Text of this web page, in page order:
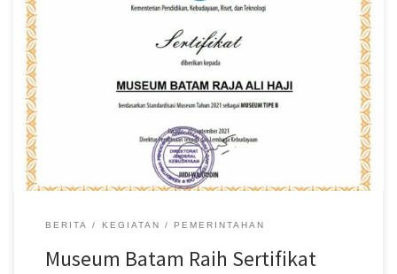
B dari Kementerian Pendidikan, Kebudayaan, Riset, dan Teknologi
(Kemendikbud Ristek). Sertifikat ini diteken oleh Direktur
Pembinaan Tenaga dan Lembaga Kebudayaan Direktorat
Jenderal Kebudayaan Kemendikbud Ristek, Judi Wahjudin. Kepala
Dinas Kebudayaan dan Pariwisata (Disbudpar) Kota Batam,
Ardiwinata, menyambut antusias atas pemberian sertifikat
tersebut. Terlebih, museum yang terletak di Dataran Engku Putri,
Batam Center ini, sudah mengikuti standardisasi dan sosialisasi
sesuai Pedoman Standardisasi Museum pada (20/4/2021) lalu.
“Dan sertifikat inilah hasilnya, berdasarkan standardisasi museum
tahun 2021, Museum Batam sudah memenuhi standar kriteria tipe
BERITA KEGIATAN PEMERINTAHAN
Museum Batam Raih Sertifikat